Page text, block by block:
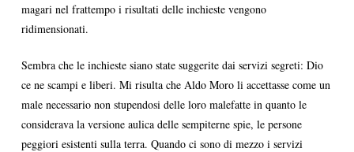
magari nel frattempo i risultati delle inchieste vengono
ridimensionati.
Sembra che le inchieste siano state suggerite dai servizi segreti: Dio
ce ne scampi e liberi. Mi risulta che Aldo Moro li accettasse come un
male necessario non stupendosi delle loro malefatte in quanto le
considerava la versione aulica delle sempiterne spie, le persone
peggiori esistenti sulla terra. Quando ci sono di mezzo i servizi